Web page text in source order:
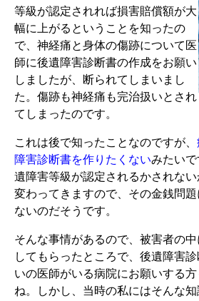
等級が認定されれば損害賠償額が大
幅に上がるということを知ったの
で、神経痛と身体の傷跡について医
師に後遺障害診断書の作成をお願い
しましたが、断られてしまいまし
た。傷跡も神経痛も完治扱いとされ
てしまったのです。
これは後で知ったことなのですが、
障害診断書を作りたくないみたい
遺障害等級が認定されるかされない
変わってきますので、その金銭問題
ないのだそうです。
そんな事情があるので、被害者の
してもらったところで、後遺障害
いの医師がいる病院にお願いする
ね。しかし、当時の私にはそんな知